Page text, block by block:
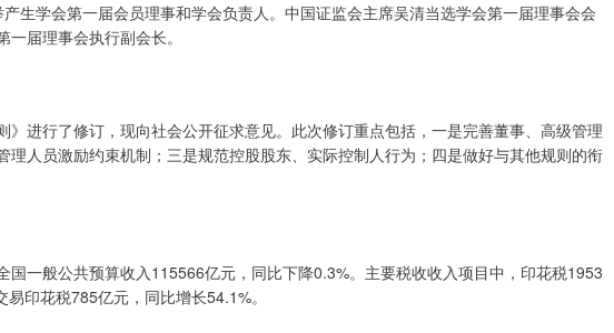
生学会第一届会员理事和学会负责人。中国证监会主席吴清当选学会第一届理事会会
届理事会执行副会长。
进行了修订，现向社会公开征求意见。此次修订重点包括，一是完善董事、高级管理
理人员激励约束机制；三是规范控股股东、实际控制人行为；四是做好与其他规则的衔
一般公共预算收入115566亿元，同比下降0.3%。主要税收收入项目中，印花税1953
印花税785亿元，同比增长54.1%。